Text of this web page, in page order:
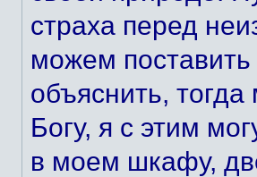
страха перед
можем
объяснить,
Богу, я с этим
в моем шкафу,